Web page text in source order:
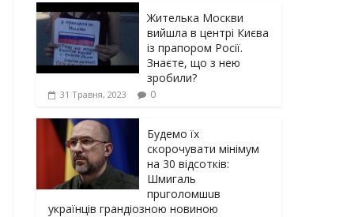
Жителька Москви
вийшла в центрі Києва
із прапором Росії.
Знаєте, що з нею
зробили?
31 Травня, 2023 0
Будемо їх
скорочувати мінімум
на 30 відсотків:
Шмигаль
прuголомшuв
українців грaндіoзнoю новиною